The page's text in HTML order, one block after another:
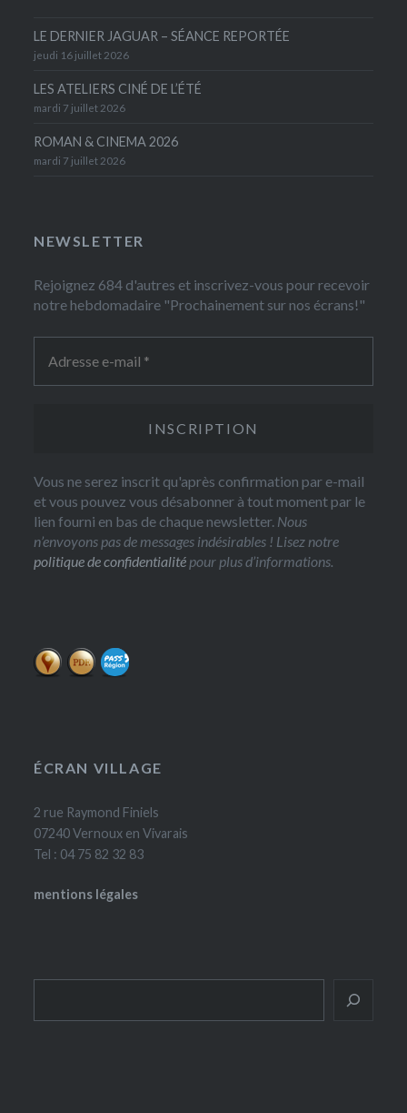
LE DERNIER JAGUAR – SÉANCE REPORTÉE
jeudi 16 juillet 2026
LES ATELIERS CINÉ DE L’ÉTÉ
mardi 7 juillet 2026
ROMAN & CINEMA 2026
mardi 7 juillet 2026
NEWSLETTER
Rejoignez 684 d'autres et inscrivez-vous pour recevoir
notre hebdomadaire "Prochainement sur nos écrans!"
Vous ne serez inscrit qu'après confirmation par e-mail
et vous pouvez vous désabonner à tout moment par le
lien fourni en bas de chaque newsletter. Nous
n’envoyons pas de messages indésirables ! Lisez notre
politique de confidentialité pour plus d’informations.
ÉCRAN VILLAGE
2 rue Raymond Finiels
07240 Vernoux en Vivarais
Tel : 04 75 82 32 83
mentions légales